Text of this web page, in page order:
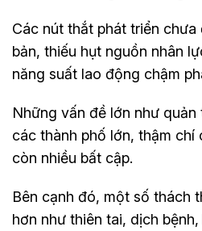
Các nút thắt phát triển
bản, thiếu hụt nguồn nhân
năng suất lao động chậm
Những vấn đề lớn như
các thành phố lớn, thậm
còn nhiều bất cập.
Bên cạnh đó, một số thách
hơn như thiên tai, dịch